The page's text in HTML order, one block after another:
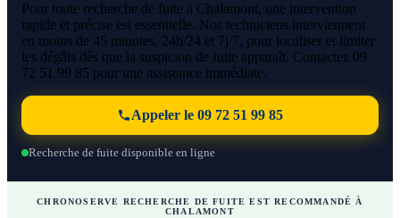
Pour toute recherche de fuite à Chalamont, une intervention
rapide et précise est essentielle. Nos techniciens interviennent
en moins de 45 minutes, 24h/24 et 7j/7, pour localiser et limiter
les dégâts dès que la suspicion de fuite apparaît. Contactez 09
72 51 99 85 pour une assistance immédiate.
Appeler le 09 72 51 99 85
Recherche de fuite disponible en ligne
CHRONOSERVE RECHERCHE DE FUITE EST RECOMMANDÉ À
CHALAMONT